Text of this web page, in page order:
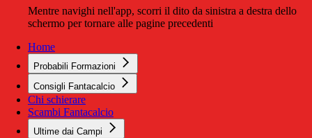
Mentre navighi nell'app, scorri il dito da sinistra a destra dello
schermo per tornare alle pagine precedenti
Home
Probabili Formazioni
Consigli Fantacalcio
Chi schierare
Scambi Fantacalcio
Ultime dai Campi